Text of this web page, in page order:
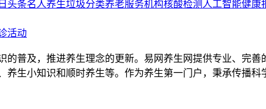
头条名人养生垃圾分类养老服务机构核酸检测 人工智能健康
活动
的普及，推进养生理念的更新。易网养生网提供专业、完
养生小知识和顺时养生等。作为养生第一门户，秉承传播